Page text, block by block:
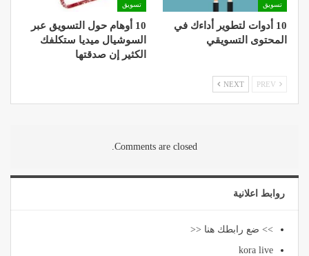
تسويق
10 أدوات لتطوير أداءك في
المحتوى التسويقي
تسويق
10 أوهام حول التسويق عبر
السوشيال ميديا ستكلفك
الكثير إن صدقتها
NEXT
Comments are closed.
روابط اعلانية
>> ضع رابطك هنا <<
kora live